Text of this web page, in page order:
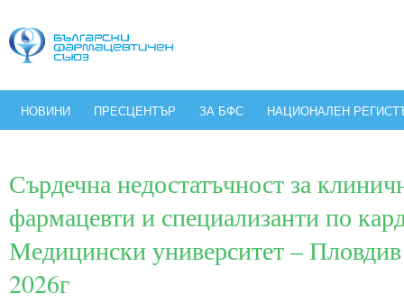
НОВИНИ ПРЕСЦЕНТЪР ЗА БФС НАЦИОНАЛЕН
Сърдечна недостатъчност за
фармацевти и специализанти по
Медицински университет –
2026г